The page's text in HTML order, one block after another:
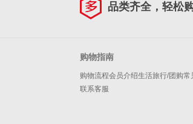
品类齐全，轻松
购物指南
购物流程会员介绍生活旅行/团购常
联系客服